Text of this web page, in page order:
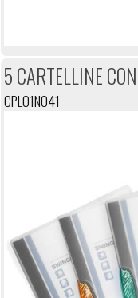
5 CARTELLINE
CPL01N041